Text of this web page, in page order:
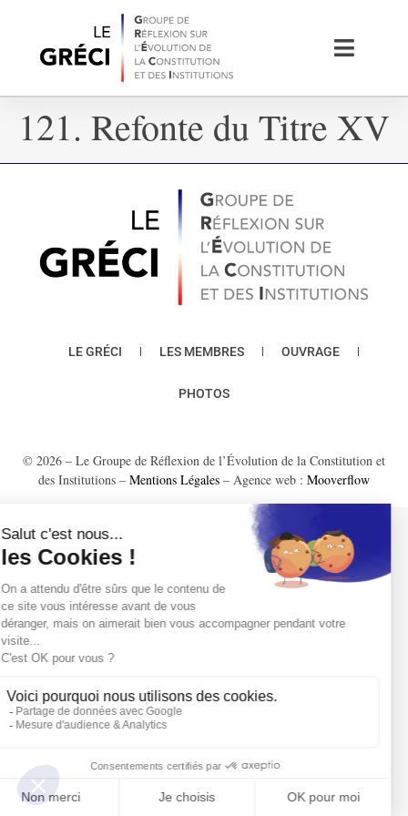
121. Refonte du Titre XV
LE GRÉCI LES MEMBRES OUVRAGE
PHOTOS
© 2026 – Le Groupe de Réflexion de l’Évolution de la Constitution et
des Institutions – Mentions Légales – Agence web : Mooverflow